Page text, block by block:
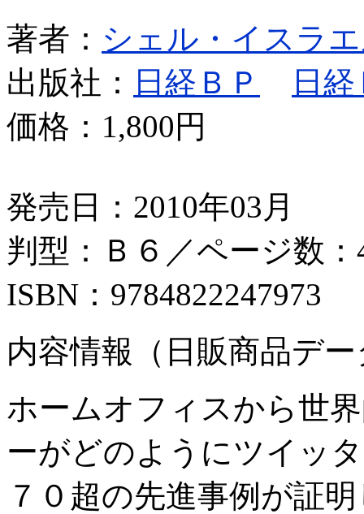
著者： シェル・イスラ
出版社：
日経ＢＰ
日
価格： 1,800円
発売日：2010年03月
判型：Ｂ６／ページ数：
ISBN：9784822247973
内容情報（日販商品デ
ホームオフィスから世
ーがどのようにツイッ
７０超の先進事例が証